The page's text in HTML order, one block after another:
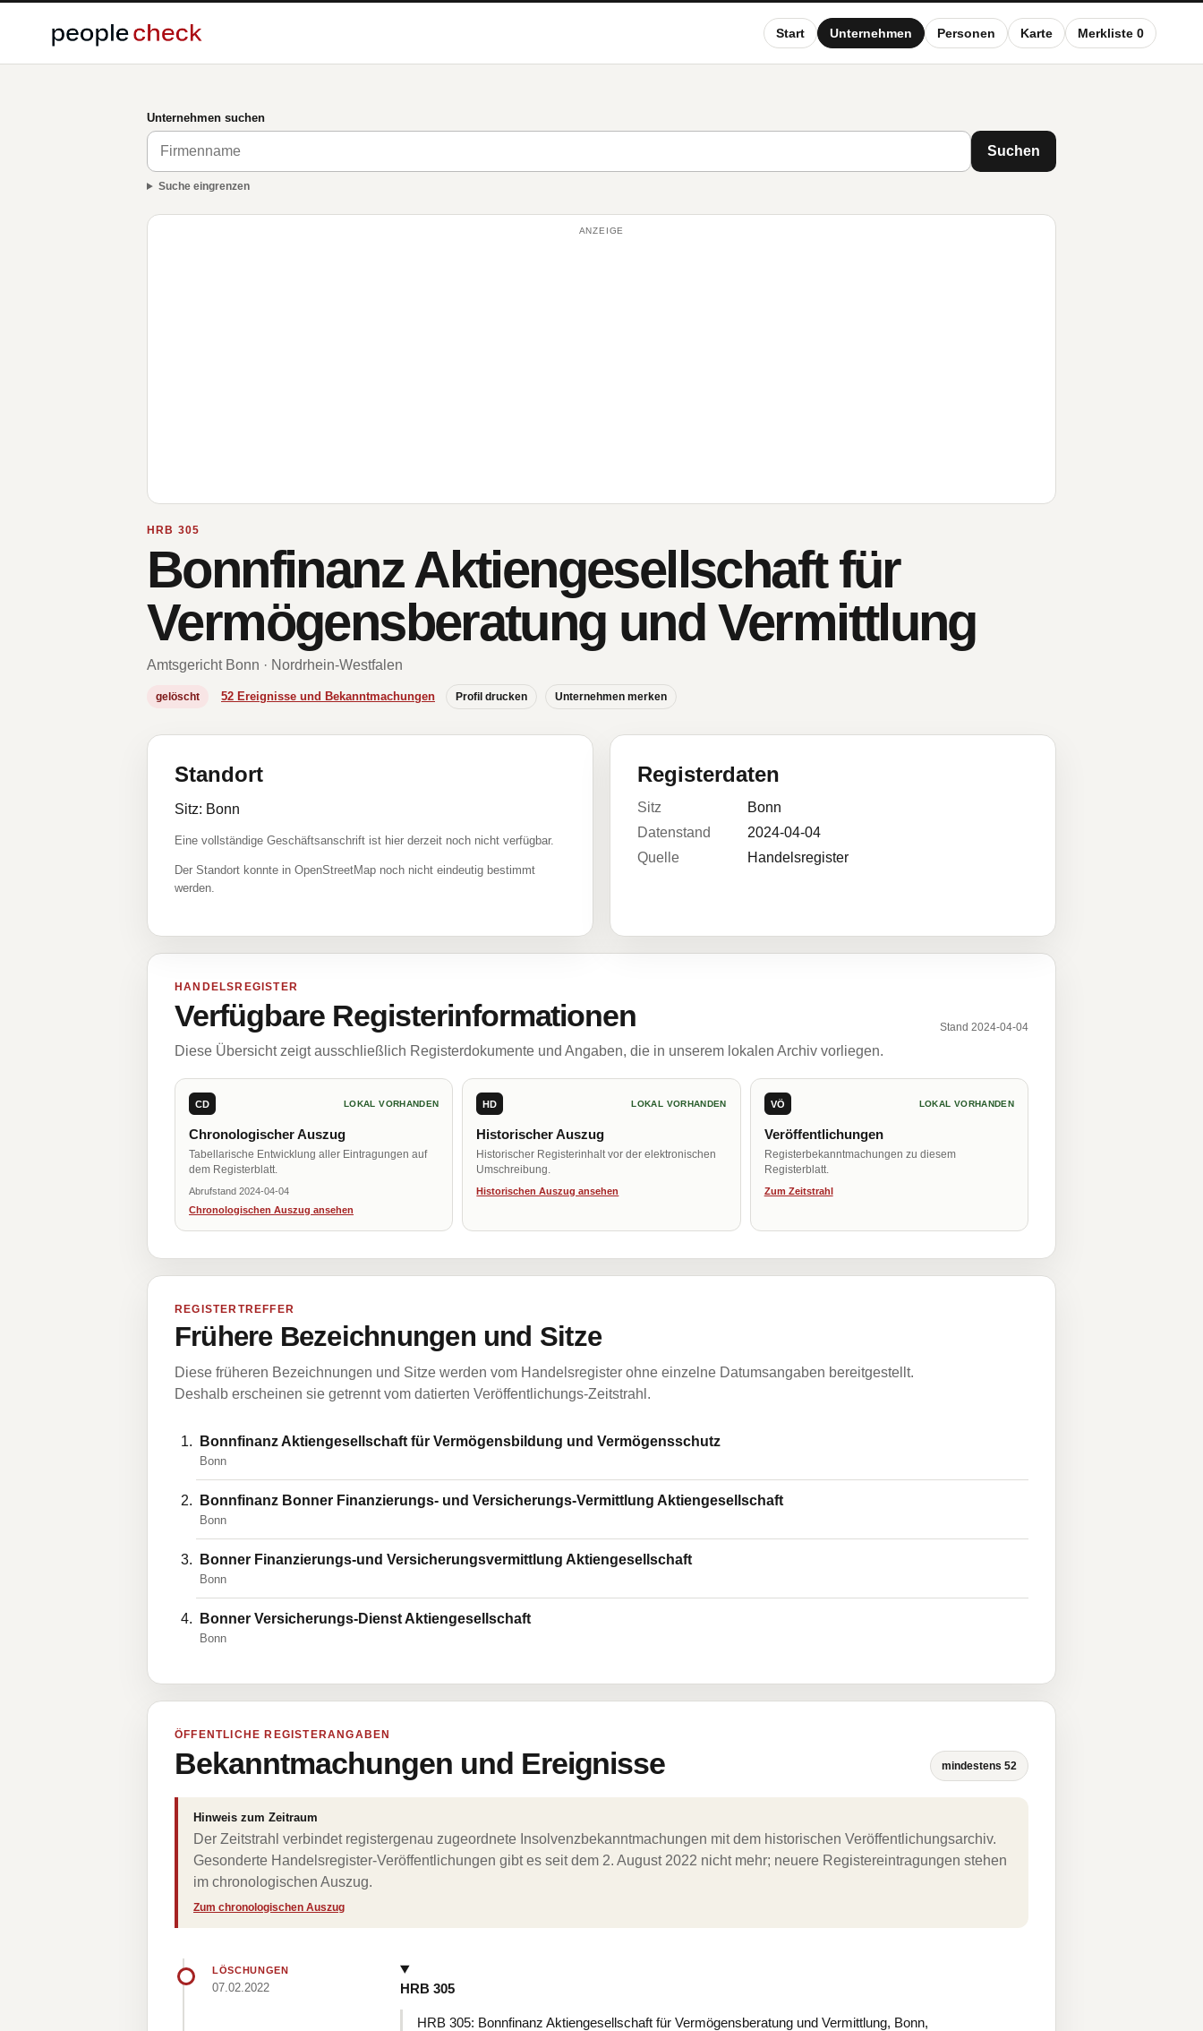
Start Unternehmen Personen Karte Merkliste 0
Unternehmen suchen
Suchen
Suche eingrenzen
ANZEIGE
HRB 305
Bonnfinanz Aktiengesellschaft für
Vermögensberatung und Vermittlung
Amtsgericht Bonn · Nordrhein-Westfalen
gelöscht 52 Ereignisse und Bekanntmachungen Profil drucken Unternehmen merken
Standort
Sitz: Bonn
Eine vollständige Geschäftsanschrift ist hier derzeit noch nicht verfügbar.
Der Standort konnte in OpenStreetMap noch nicht eindeutig bestimmt
werden.
Registerdaten
Sitz
Bonn
Datenstand
2024-04-04
Quelle
Handelsregister
HANDELSREGISTER
Verfügbare Registerinformationen Stand 2024-04-04
Diese Übersicht zeigt ausschließlich Registerdokumente und Angaben, die in unserem lokalen Archiv vorliegen.
CD LOKAL VORHANDEN
Chronologischer Auszug
Tabellarische Entwicklung aller Eintragungen auf
dem Registerblatt.
Abrufstand 2024-04-04
Chronologischen Auszug ansehen
HD LOKAL VORHANDEN
Historischer Auszug
Historischer Registerinhalt vor der elektronischen
Umschreibung.
Historischen Auszug ansehen
VÖ LOKAL VORHANDEN
Veröffentlichungen
Registerbekanntmachungen zu diesem
Registerblatt.
Zum Zeitstrahl
REGISTERTREFFER
Frühere Bezeichnungen und Sitze
Diese früheren Bezeichnungen und Sitze werden vom Handelsregister ohne einzelne Datumsangaben bereitgestellt.
Deshalb erscheinen sie getrennt vom datierten Veröffentlichungs-Zeitstrahl.
Bonnfinanz Aktiengesellschaft für Vermögensbildung und Vermögensschutz
Bonn
Bonnfinanz Bonner Finanzierungs- und Versicherungs-Vermittlung Aktiengesellschaft
Bonn
Bonner Finanzierungs-und Versicherungsvermittlung Aktiengesellschaft
Bonn
Bonner Versicherungs-Dienst Aktiengesellschaft
Bonn
ÖFFENTLICHE REGISTERANGABEN
Bekanntmachungen und Ereignisse mindestens 52
Hinweis zum Zeitraum
Der Zeitstrahl verbindet registergenau zugeordnete Insolvenzbekanntmachungen mit dem historischen Veröffentlichungsarchiv.
Gesonderte Handelsregister-Veröffentlichungen gibt es seit dem 2. August 2022 nicht mehr; neuere Registereintragungen stehen
im chronologischen Auszug.
Zum chronologischen Auszug
LÖSCHUNGEN
07.02.2022 HRB 305
HRB 305: Bonnfinanz Aktiengesellschaft für Vermögensberatung und Vermittlung, Bonn,